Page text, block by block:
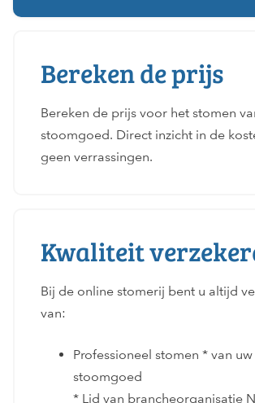
Bereken de prijs
Bereken de prijs voor het stomen
stoomgoed. Direct inzicht in de
geen verrassingen.
Kwaliteit
Bij de online stomerij bent u altijd
van:
Professioneel stomen * van uw
stoomgoed
* Lid van brancheorganisatie